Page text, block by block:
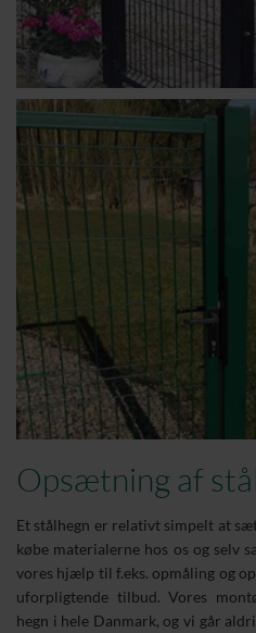
Opsætning af
Et stålhegn er relativt simpelt at
købe materialerne hos os og selv
vores hjælp til f.eks. opmåling og
uforpligtende tilbud. Vores
hegn i hele Danmark, og vi går